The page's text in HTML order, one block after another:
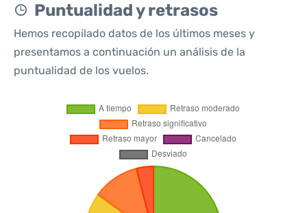
Puntualidad y retrasos
Hemos recopilado datos de los últimos meses y
presentamos a continuación un análisis de la
puntualidad de los vuelos.